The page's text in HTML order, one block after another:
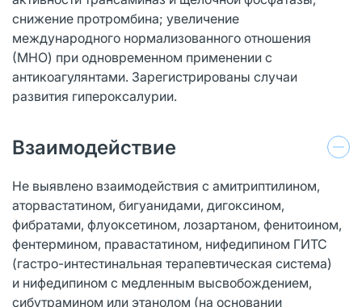
снижение протромбина; увеличение
международного нормализованного отношения
(МНО) при одновременном применении с
антикоагулянтами. Зарегистрированы случаи
развития гипероксалурии.
Взаимодействие
Не выявлено взаимодействия с амитриптилином,
аторвастатином, бигуанидами, дигоксином,
фибратами, флуоксетином, лозартаном, фенитоином,
фентермином, правастатином, нифедипином ГИТС
(гастро-интестинальная терапевтическая система)
и нифедипином с медленным высвобождением,
сибутрамином или этанолом (на основании